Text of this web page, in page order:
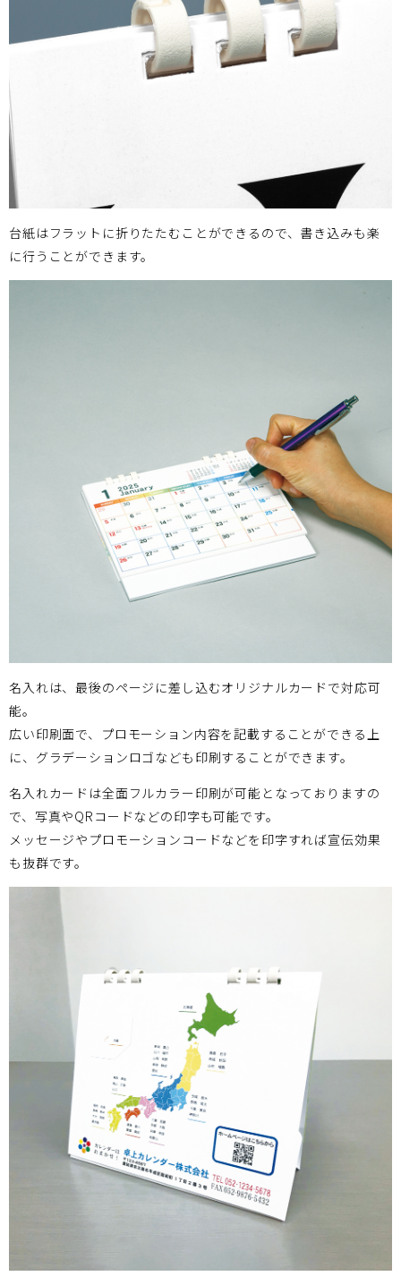
台紙はフラットに折りたたむことができるので、書き込みも楽
に行うことができます。
名入れは、最後のページに差し込むオリジナルカードで対応可
能。
広い印刷面で、プロモーション内容を記載することができる上
に、グラデーションロゴなども印刷することができます。
名入れカードは全面フルカラー印刷が可能となっておりますの
で、写真やQRコードなどの印字も可能です。
メッセージやプロモーションコードなどを印字すれば宣伝効果
も抜群です。